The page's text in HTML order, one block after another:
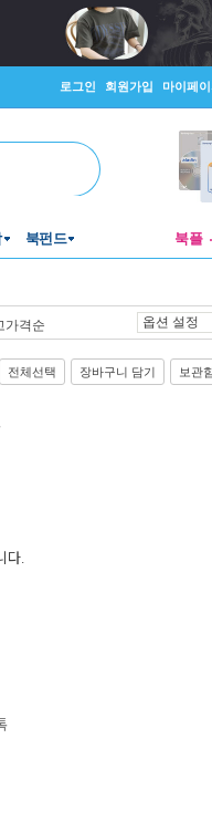
로그인 회원가입 마이페
북펀드 북플
가격순 옵션 설정
전체선택 장바구니 담기 보관
다.